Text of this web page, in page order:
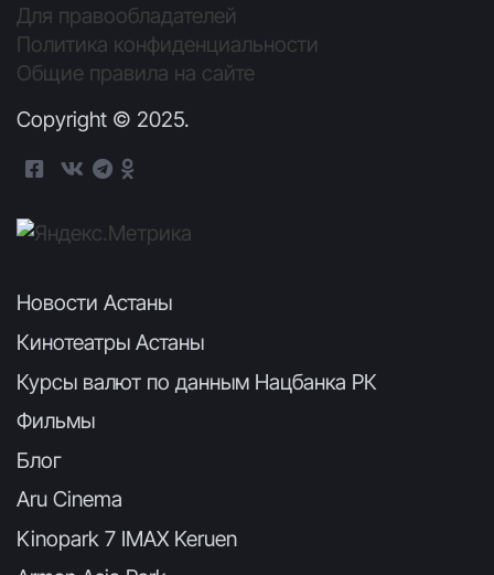
Для правообладателей
Политика конфиденциальности
Общие правила на сайте
Copyright © 2025.
Новости Астаны
Кинотеатры Астаны
Курсы валют по данным Нацбанка РК
Фильмы
Блог
Aru Cinema
Kinopark 7 IMAX Keruen